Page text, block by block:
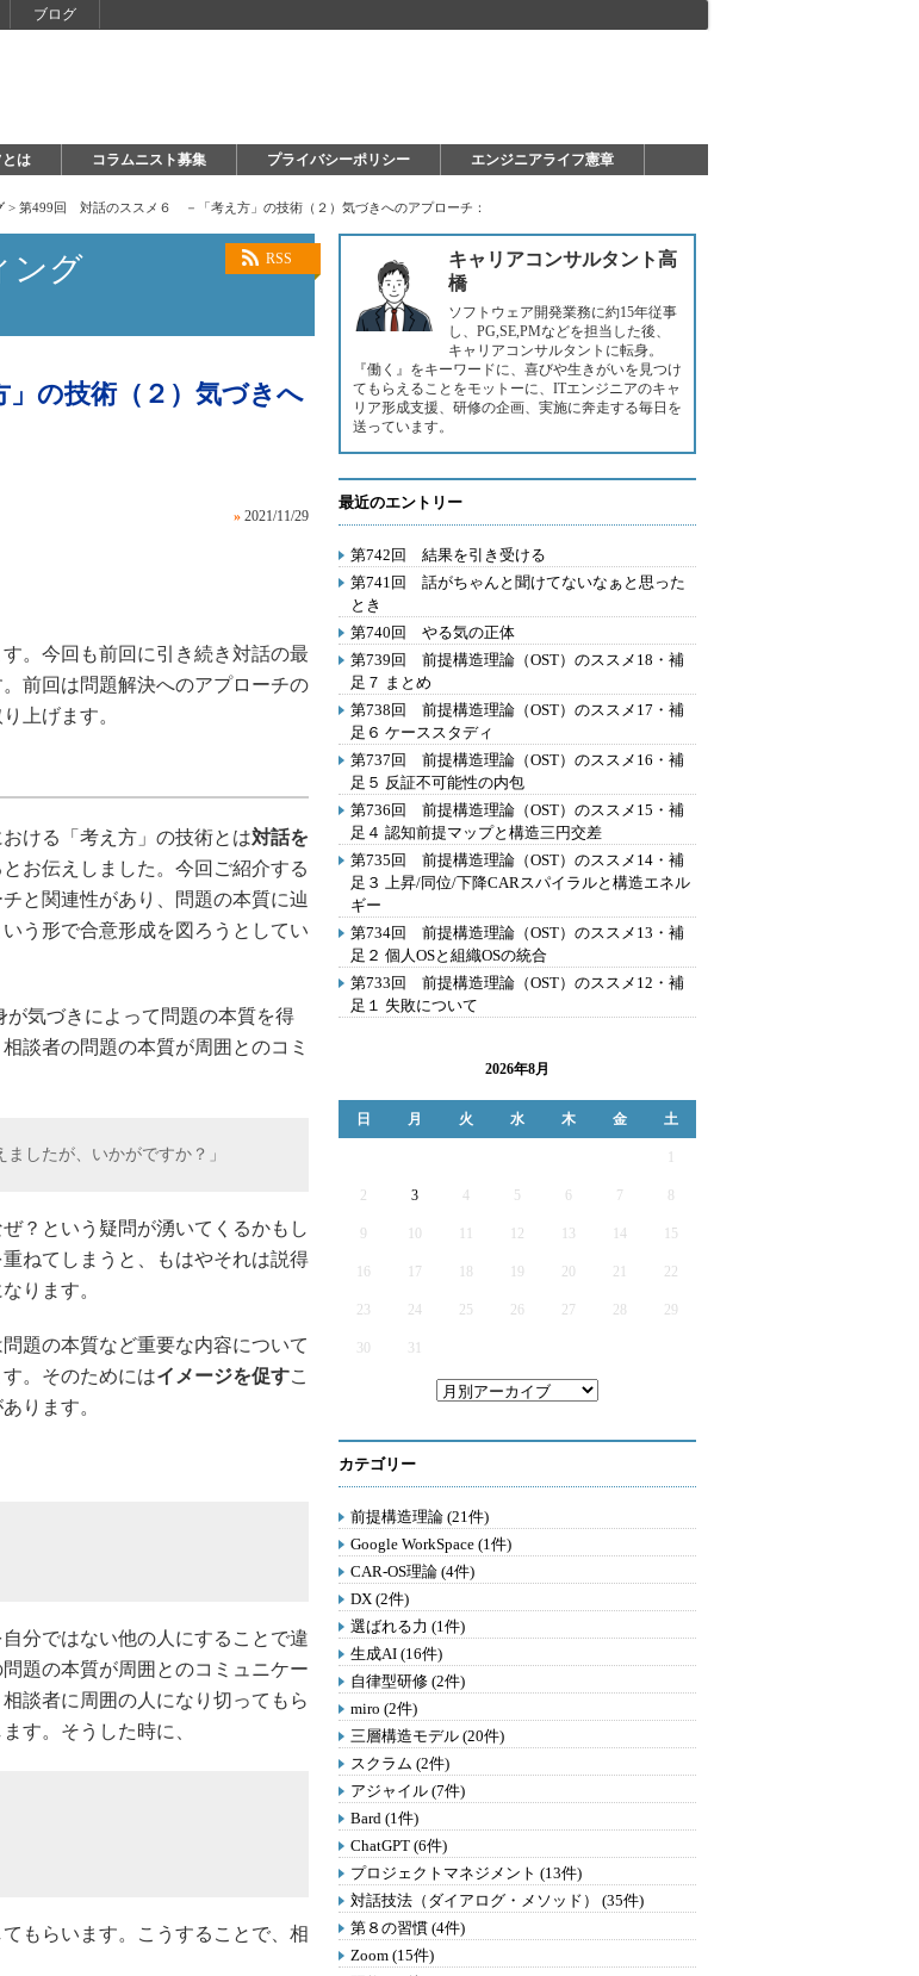
ブログ
は コラムニスト募集 プライバシーポリシー エンジニアライフ憲章
> 第499回 対話のススメ６ －「考え方」の技術（２）気づきへのアプローチ：
RSS
ング
の技術（２）気づきへ
» 2021/11/29
。今回も前回に引き続き対話の最
前回は問題解決へのアプローチの
上げます。
ける「考え方」の技術とは対話を
お伝えしました。今回ご紹介する
と関連性があり、問題の本質に辿
う形で合意形成を図ろうとしてい
気づきによって問題の本質を得
談者の問題の本質が周囲とのコミ
したが、いかがですか？」
？という疑問が湧いてくるかもし
ねてしまうと、もはやそれは説得
ります。
題の本質など重要な内容について
。そのためにはイメージを促すこ
ります。
分ではない他の人にすることで違
題の本質が周囲とのコミュニケー
談者に周囲の人になり切ってもら
す。そうした時に、
もらいます。こうすることで、相
キャリアコンサルタント高
橋
ソフトウェア開発業務に約15年従事
し、PG,SE,PMなどを担当した後、
キャリアコンサルタントに転身。
『働く』をキーワードに、喜びや生きがいを見つけ
てもらえることをモットーに、ITエンジニアのキャ
リア形成支援、研修の企画、実施に奔走する毎日を
送っています。
最近のエントリー
第742回 結果を引き受ける
第741回 話がちゃんと聞けてないなぁと思った
とき
第740回 やる気の正体
第739回 前提構造理論（OST）のススメ18・補
足７ まとめ
第738回 前提構造理論（OST）のススメ17・補
足６ ケーススタディ
第737回 前提構造理論（OST）のススメ16・補
足５ 反証不可能性の内包
第736回 前提構造理論（OST）のススメ15・補
足４ 認知前提マップと構造三円交差
第735回 前提構造理論（OST）のススメ14・補
足３ 上昇/同位/下降CARスパイラルと構造エネル
ギー
第734回 前提構造理論（OST）のススメ13・補
足２ 個人OSと組織OSの統合
第733回 前提構造理論（OST）のススメ12・補
足１ 失敗について
2026年8月
日 月 火 水 木 金 土
2 3 4 5 6 7
9 12 13 14 15
16 17 19 20 21 22
23 24 25 26 27 28 29
30 31
カテゴリー
前提構造理論 (21件)
Google WorkSpace (1件)
CAR-OS理論 (4件)
DX (2件)
選ばれる力 (1件)
生成AI (16件)
自律型研修 (2件)
miro (2件)
三層構造モデル (20件)
スクラム (2件)
アジャイル (7件)
Bard (1件)
ChatGPT (6件)
プロジェクトマネジメント (13件)
対話技法（ダイアログ・メソッド） (35件)
第８の習慣 (4件)
Zoom (15件)